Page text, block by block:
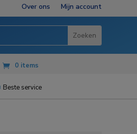
Over ons Mijn account
0 items
Beste service